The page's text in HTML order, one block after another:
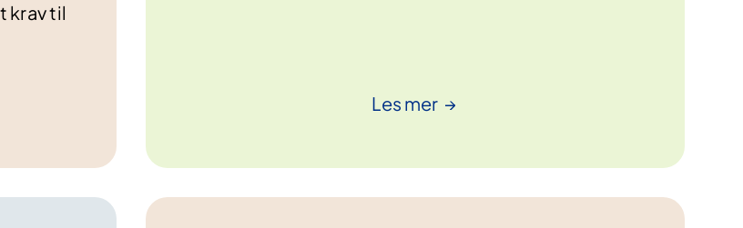
krav til
Les mer